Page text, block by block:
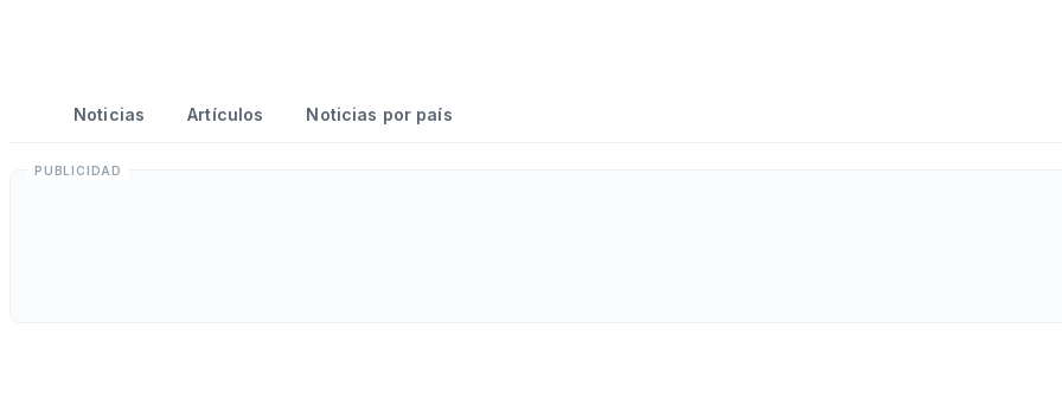
Noticias Artículos Noticias por país